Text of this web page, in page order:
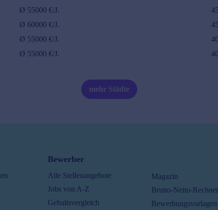
Ø 55000 €/J.
Ø 60000 €/J.
Ø 55000 €/J.
Ø 55000 €/J.
mehr Städte
Bewerber
Alle Stellenangebote
Jobs von A-Z
Gehaltsvergleich
Magazin
Brutto-Netto-Rechner
Bewerbungsvorlagen